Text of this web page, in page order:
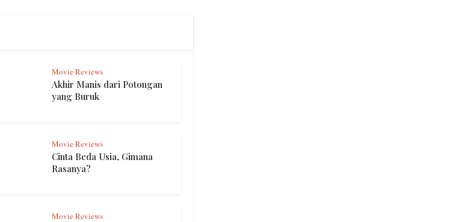
Movie Reviews
Akhir Manis dari Potongan
yang Buruk
Movie Reviews
Cinta Beda Usia, Gimana
Rasanya?
Movie Reviews